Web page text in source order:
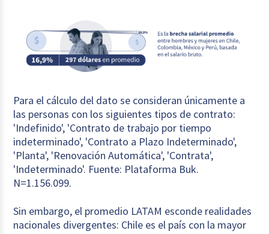
Para el cálculo del dato se consideran únicamente a
las personas con los siguientes tipos de contrato:
'Indefinido', 'Contrato de trabajo por tiempo
indeterminado', 'Contrato a Plazo Indeterminado',
'Planta', 'Renovación Automática', 'Contrata',
'Indeterminado'. Fuente: Plataforma Buk.
N=1.156.099.
Sin embargo, el promedio LATAM esconde realidades
nacionales divergentes: Chile es el país con la mayor